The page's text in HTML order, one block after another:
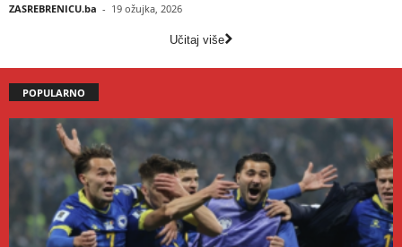
ZASREBRENICU.ba - 19 ožujka, 2026
Učitaj više
POPULARNO